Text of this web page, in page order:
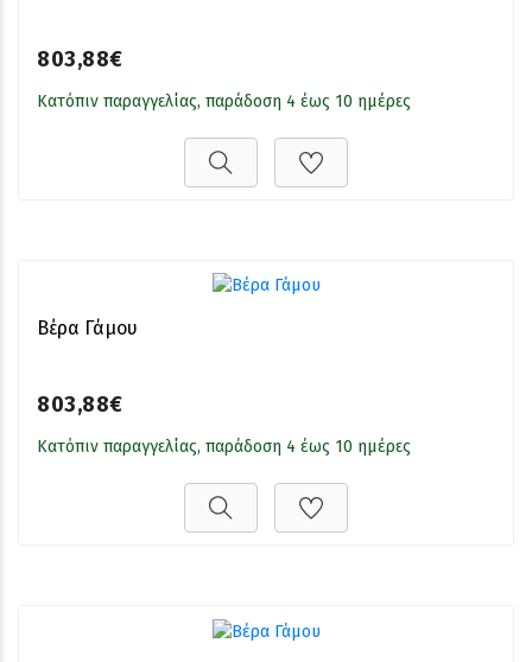
803,88€
Κατόπιν παραγγελίας, παράδοση 4 έως 10 ημέρες
Βέρα Γάμου
803,88€
Κατόπιν παραγγελίας, παράδοση 4 έως 10 ημέρες